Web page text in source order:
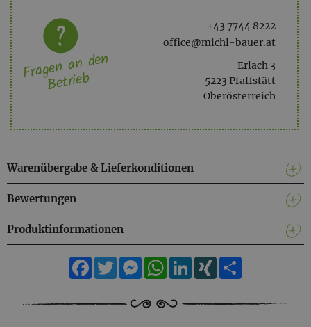
+43 7744 8222
office@michl-bauer.at
Erlach 3
5223 Pfaffstätt
Oberösterreich
Fragen an den
Betrieb
Warenübergabe & Lieferkonditionen
Bewertungen
Produktinformationen
Facebook
TwitterMessengerWhatsApp
LinkedIn
XING